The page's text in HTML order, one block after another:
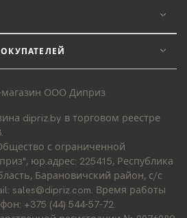
ООО Диприз
dipriz.by в торговом реестре
с ограниченной
юр.адрес: 225415, Республика
Барановичский район, с/с
sales@dipriz.com. Время работы
+375 (44) 544-57-72.